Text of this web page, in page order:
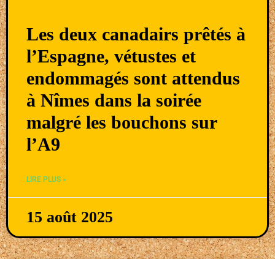
Les deux canadairs prêtés à
l’Espagne, vétustes et
endommagés sont attendus
à Nîmes dans la soirée
malgré les bouchons sur
l’A9
LIRE PLUS »
15 août 2025